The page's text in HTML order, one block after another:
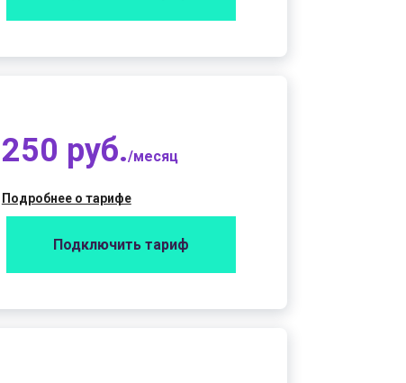
250 руб./месяц
Подробнее о тарифе
Подключить тариф